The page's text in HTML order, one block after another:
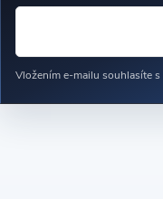
Vložením e-mailu souhlasíte s